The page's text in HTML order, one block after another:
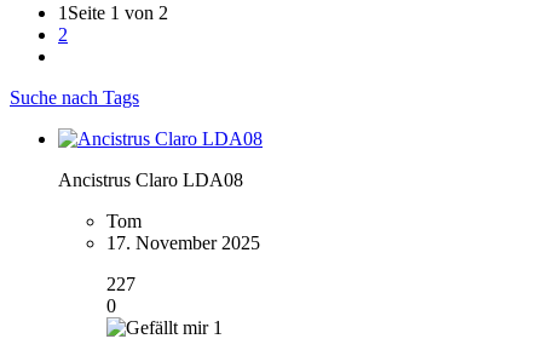
1 Seite 1 von 2
2
Suche nach Tags
Ancistrus Claro LDA08
Tom
17. November 2025
227
0
1